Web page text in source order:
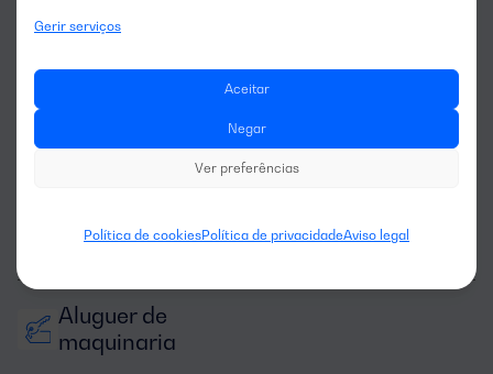
Gerir serviços
Aceitar
Negar
Ver preferências
Política de cookiesPolítica de privacidadeAviso legal
pecuária
Aluguer de
maquinaria